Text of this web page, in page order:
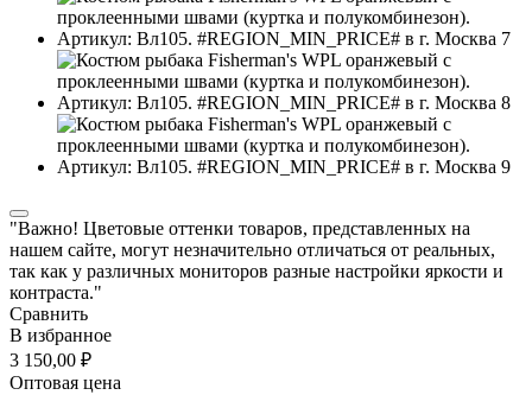
"Важно! Цветовые оттенки товаров, представленных на
нашем сайте, могут незначительно отличаться от реальных,
так как у различных мониторов разные настройки яркости и
контраста."
Сравнить
В избранное
3 150,00 ₽
Оптовая цена